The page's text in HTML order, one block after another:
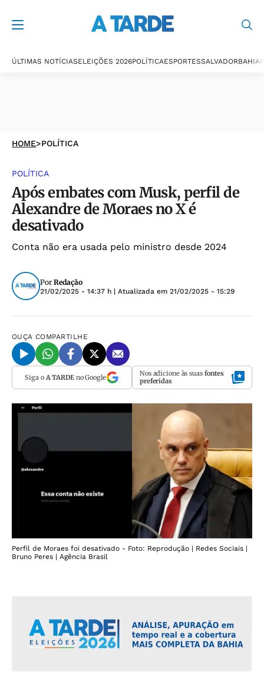
ÚLTIMAS NOTÍCIASELEIÇÕES 2026POLÍTICAESPORTESSALVADORBAHIA
HOME>POLÍTICA
POLÍTICA
Após embates com Musk, perfil de
Alexandre de Moraes no X é
desativado
Conta não era usada pelo ministro desde 2024
Por Redação
21/02/2025 - 14:37 h | Atualizada em 21/02/2025 - 15:29
OUÇA COMPARTILHE
Siga o A TARDEno Google Nos adicione às suas fontes
preferidas
Perfil de Moraes foi desativado - Foto: Reprodução | Redes Sociais |
Bruno Peres | Agência Brasil